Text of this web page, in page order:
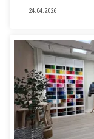
Til garnbutikken vår
80% stilling, samt to
- - - - -
24.04.2026